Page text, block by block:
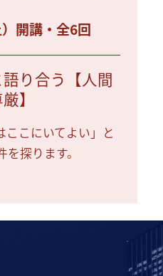
開講・全6回
り合う【人間
】
ここにいてよい」と
探ります。